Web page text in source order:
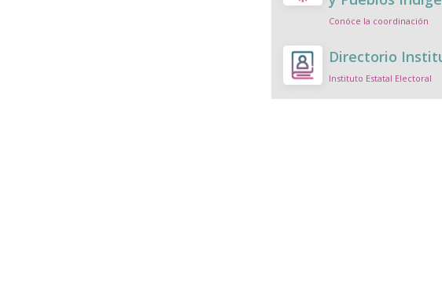
Conóce la coordinación
Directorio
Instituto Estatal Electoral